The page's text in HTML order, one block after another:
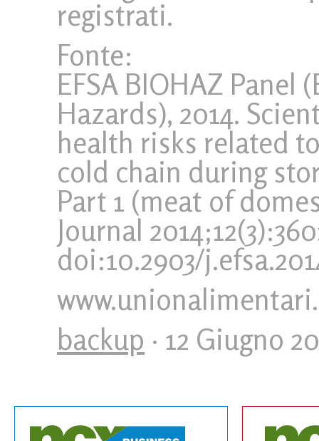
registrati.
Fonte:
EFSA BIOHAZ Panel
Hazards), 2014.
health risks related
cold chain during
Part 1 (meat of
Journal
doi:10.2903/
backup · 12 Giugno